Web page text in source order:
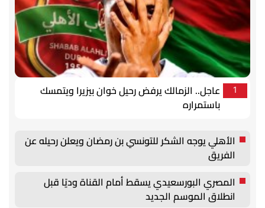
1
عاجل.. الزمالك يرفض رحيل خوان بيزيرا ويتمسك
باستمراره
الأهلي يوجه الشكر للتونسي بن رمضان ويعلن رحيله عن
الفريق
المصري البورسعيدي يسقط أمام القناة وديًا قبل
انطلاق الموسم الجديد